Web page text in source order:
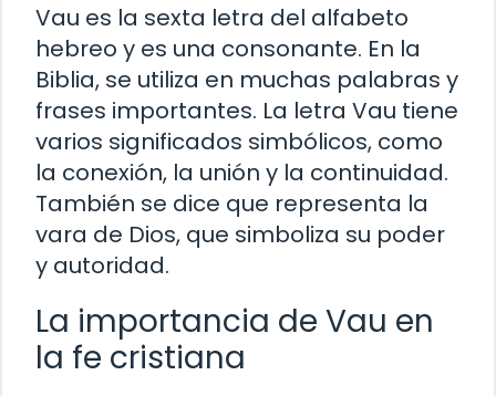
Vau es la sexta letra del alfabeto
hebreo y es una consonante. En la
Biblia, se utiliza en muchas palabras y
frases importantes. La letra Vau tiene
varios significados simbólicos, como
la conexión, la unión y la continuidad.
También se dice que representa la
vara de Dios, que simboliza su poder
y autoridad.
La importancia de Vau en
la fe cristiana